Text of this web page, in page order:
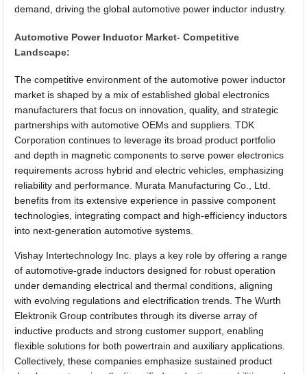
demand, driving the global automotive power inductor industry.
Automotive Power Inductor Market- Competitive
Landscape:
The competitive environment of the automotive power inductor
market is shaped by a mix of established global electronics
manufacturers that focus on innovation, quality, and strategic
partnerships with automotive OEMs and suppliers. TDK
Corporation continues to leverage its broad product portfolio
and depth in magnetic components to serve power electronics
requirements across hybrid and electric vehicles, emphasizing
reliability and performance. Murata Manufacturing Co., Ltd.
benefits from its extensive experience in passive component
technologies, integrating compact and high-efficiency inductors
into next-generation automotive systems.
Vishay Intertechnology Inc. plays a key role by offering a range
of automotive-grade inductors designed for robust operation
under demanding electrical and thermal conditions, aligning
with evolving regulations and electrification trends. The Wurth
Elektronik Group contributes through its diverse array of
inductive products and strong customer support, enabling
flexible solutions for both powertrain and auxiliary applications.
Collectively, these companies emphasize sustained product